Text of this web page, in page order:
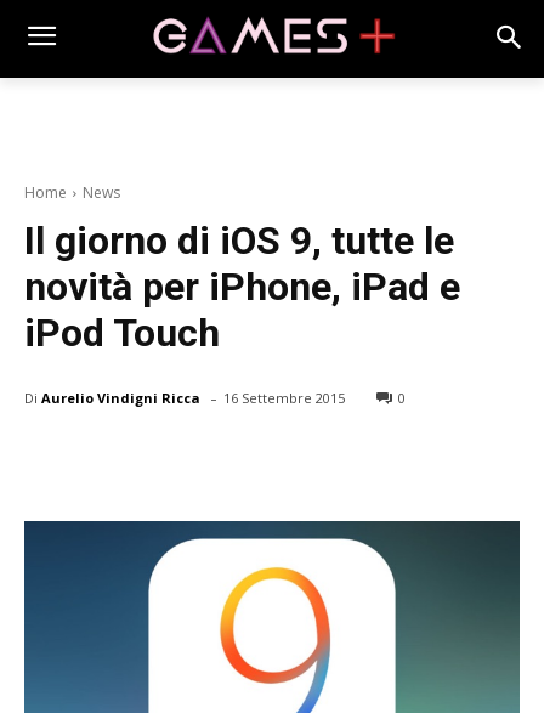
Home News
Il giorno di iOS 9, tutte le
novità per iPhone, iPad e
iPod Touch
Di Aurelio Vindigni Ricca - 16 Settembre 2015 0